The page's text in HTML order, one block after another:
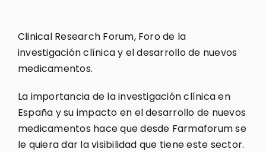
Clinical Research Forum, Foro de la
investigación clínica y el desarrollo de nuevos
medicamentos.
La importancia de la investigación clínica en
España y su impacto en el desarrollo de nuevos
medicamentos hace que desde Farmaforum se
le quiera dar la visibilidad que tiene este sector.